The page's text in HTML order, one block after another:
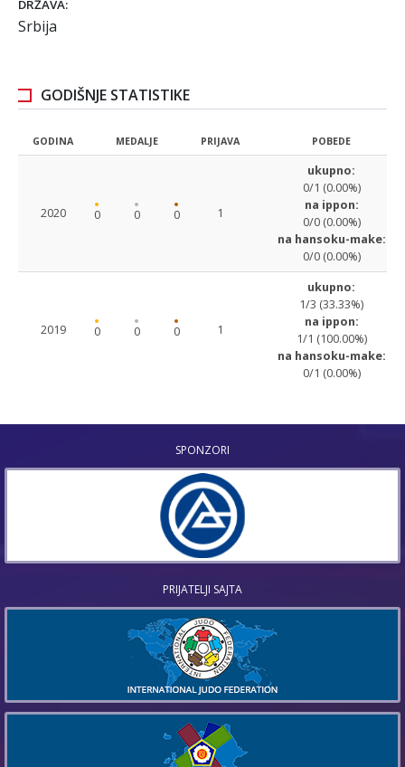
DRŽAVA:
Srbija
GODIŠNJE STATISTIKE
GODINA MEDALJE PRIJAVA POBEDE
2020 0 0 0 1
ukupno:
0/1 (0.00%)
na ippon:
0/0 (0.00%)
na hansoku-make:
0/0 (0.00%)
2019 0 0 0 1
ukupno:
1/3 (33.33%)
na ippon:
1/1 (100.00%)
na hansoku-make:
0/1 (0.00%)
SPONZORI
PRIJATELJI SAJTA